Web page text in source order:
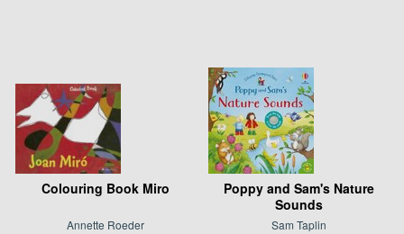
Colouring Book Miro
Annette Roeder
Poppy and Sam's Nature
Sounds
Sam Taplin